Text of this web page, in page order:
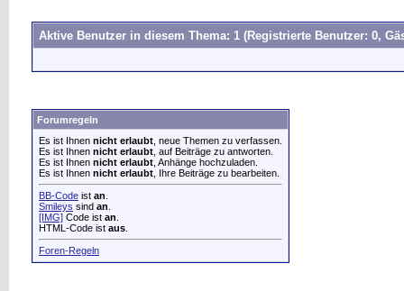
Aktive Benutzer in diesem Thema: 1 (Registrierte Benutzer: 0,
Forumregeln
Es ist Ihnen nicht erlaubt , neue Themen zu verfassen.
Es ist Ihnen nicht erlaubt , auf Beiträge zu antworten.
Es ist Ihnen nicht erlaubt , Anhänge hochzuladen.
Es ist Ihnen nicht erlaubt , Ihre Beiträge zu bearbeiten.
BB-Code ist an
Smileys sind an
[IMG] Code ist an
HTML-Code ist aus
Foren-Regeln